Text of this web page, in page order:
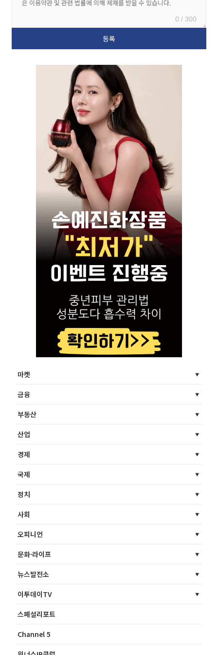
0 / 300
마켓
금융
부동산
산업
경제
국제
정치
사회
오피니언
문화·라이프
뉴스발전소
이투데이TV
스페셜리포트
Channel 5